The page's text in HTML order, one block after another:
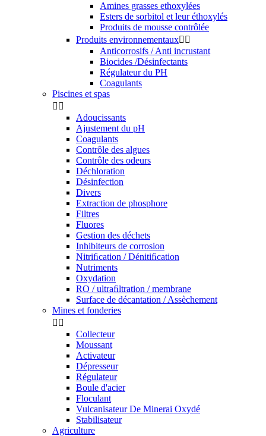
Amines grasses ethoxylées
Esters de sorbitol et leur éthoxylés
Produits de mousse contrôlée
Produits environnementaux 
Anticorrosifs / Anti incrustant
Biocides /Désinfectants
Régulateur du PH
Coagulants
Piscines et spas
 
Adoucissants
Ajustement du pH
Coagulants
Contrôle des algues
Contrôle des odeurs
Déchloration
Désinfection
Divers
Extraction de phosphore
Filtres
Fluores
Gestion des déchets
Inhibiteurs de corrosion
Nitriﬁcation / Dénitiﬁcation
Nutriments
Oxydation
RO / ultraﬁltration / membrane
Surface de décantation / Assèchement
Mines et fonderies
 
Collecteur
Moussant
Activateur
Dépresseur
Régulateur
Boule d'acier
Floculant
Vulcanisateur De Minerai Oxydé
Stabilisateur
Agriculture